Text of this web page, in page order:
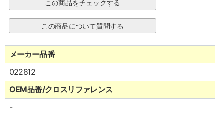
メーカー品番
022812
OEM品番/クロスリファレンス
-